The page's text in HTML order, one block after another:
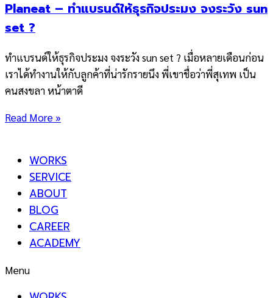
Planeat – ทำแบรนด์ให้ธุรกิจประมง จงระวัง sun
set ?
ทำแบรนด์ให้ธุรกิจประมง จงระวัง sun set ? เมื่อหลายเดือนก่อน
เราได้ทำงานให้กับลูกค้าที่น่ารักรายนึง พี่เขาชื่อว่าพี่สุเทพ เป็น
คนสงขลา หน้าตาดี
Read More »
WORKS
SERVICE
ABOUT
BLOG
CAREER
ACADEMY
Menu